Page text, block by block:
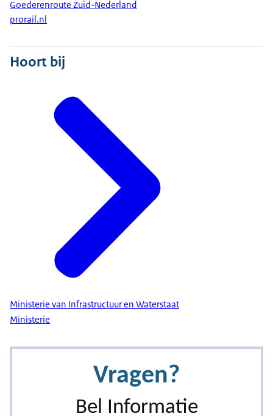
Goederenroute Zuid-Nederland
prorail.nl
Hoort bij
Ministerie van Infrastructuur en Waterstaat
Ministerie